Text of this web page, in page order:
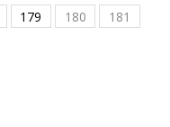
179 180
181